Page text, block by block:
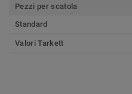
Pezzi per scatola
Standard
Valori Tarkett